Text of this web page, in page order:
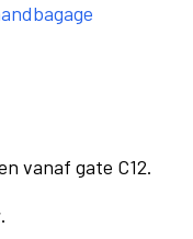
vanaf gate C12.
.